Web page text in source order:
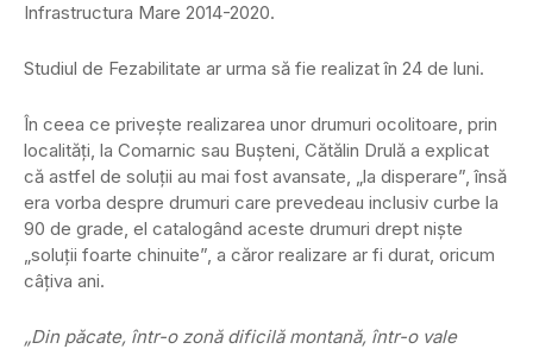
Infrastructura Mare 2014-2020.
Studiul de Fezabilitate ar urma să fie realizat în 24 de luni.
În ceea ce priveşte realizarea unor drumuri ocolitoare, prin
localităţi, la Comarnic sau Buşteni, Cătălin Drulă a explicat
că astfel de soluţii au mai fost avansate, „la disperare”, însă
era vorba despre drumuri care prevedeau inclusiv curbe la
90 de grade, el catalogând aceste drumuri drept nişte
„soluţii foarte chinuite”, a căror realizare ar fi durat, oricum
câţiva ani.
„Din păcate, într-o zonă dificilă montană, într-o vale